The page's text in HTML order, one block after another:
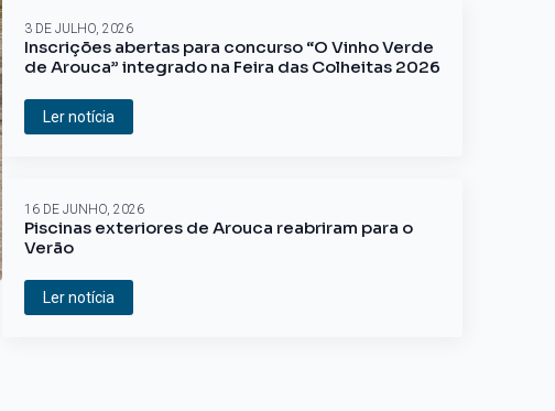
Inscrições abertas para concurso “O Vinho Verde
de Arouca” integrado na Feira das Colheitas 2026
3 DE JULHO, 2026
Ler notícia
Piscinas exteriores de Arouca reabriram para o
Verão
16 DE JUNHO, 2026
Ler notícia